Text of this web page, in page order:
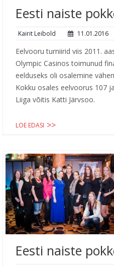
Eesti naiste
Kairit Leibold 11.01.2016
Eelvooru turniirid viis 2011.
Olympic Casinos toimunud
eelduseks oli osalemine
Kokku osales eelvoorus 107
Liiga võitis Katti Järvsoo.
LOE EDASI
Eesti naiste